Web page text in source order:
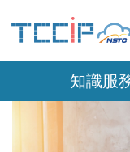
知識服